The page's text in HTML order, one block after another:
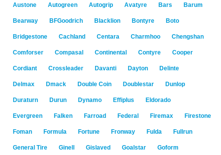
Austone Autogreen Autogrip Avatyre Bars Barum
Bearway BFGoodrich Blacklion Bontyre Boto
Bridgestone Cachland Centara Charmhoo Chengshan
Comforser Compasal Continental Contyre Cooper
Cordiant Crossleader Davanti Dayton Delinte
Delmax Dmack Double Coin Doublestar Dunlop
Duraturn Durun Dynamo Effiplus Eldorado
Evergreen Falken Farroad Federal Firemax Firestone
Foman Formula Fortune Fronway Fulda Fullrun
General Tire Ginell Gislaved Goalstar Goform